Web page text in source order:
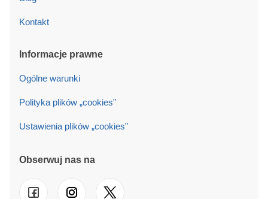
Kontakt
Informacje prawne
Ogólne warunki
Polityka plików „cookies”
Ustawienia plików „cookies”
Obserwuj nas na